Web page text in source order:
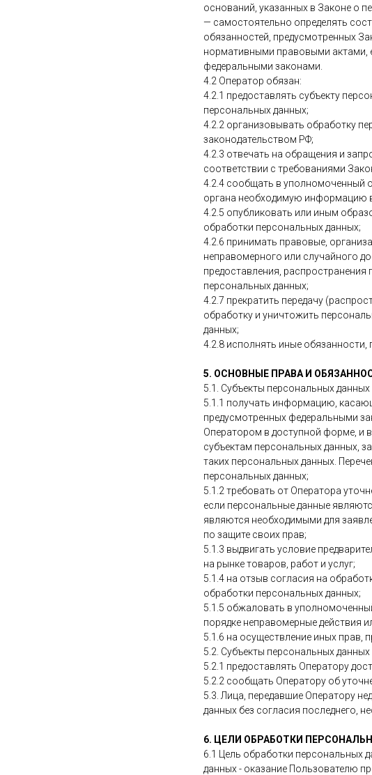
оснований, указанных в Законе о
— самостоятельно определять
обязанностей, предусмотренных
нормативными правовыми актами,
федеральными законами.
4.2 Оператор обязан:
4.2.1 предоставлять субъекту
персональных данных;
4.2.2 организовывать обработку
законодательством РФ;
4.2.3 отвечать на обращения и
соответствии с требованиями
4.2.4 сообщать в уполномоченный
органа необходимую информацию
4.2.5 опубликовать или иным
обработки персональных данных;
4.2.6 принимать правовые,
неправомерного или случайного
предоставления,
персональных данных;
4.2.7 прекратить передачу
обработку и уничтожить
данных;
4.2.8 исполнять иные
5. ОСНОВНЫЕ ПРАВА И
5.1. Субъекты персональных
5.1.1 получать информацию,
предусмотренных федеральными
Оператором в доступной форме, и
субъектам персональных данных,
таких персональных данных.
персональных данных;
5.1.2 требовать от Оператора
если персональные данные
являются необходимыми для
по защите своих прав;
5.1.3 выдвигать условие
на рынке товаров, работ и услуг;
5.1.4 на отзыв согласия на
обработки персональных данных;
5.1.5 обжаловать в
порядке неправомерные действия
5.1.6 на осуществление иных прав,
5.2. Субъекты персональных
5.2.1 предоставлять Оператору
5.2.2 сообщать Оператору об
5.3. Лица, передавшие Оператору
данных без согласия последнего,
6. ЦЕЛИ ОБРАБОТКИ
6.1 Цель обработки персональных
данных - оказание Пользователю